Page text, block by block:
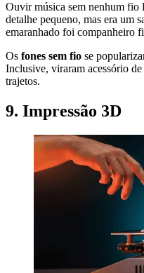
Ouvir música sem nenhum fio
detalhe pequeno, mas era um
emaranhado foi companheiro
Os fones sem fio se
Inclusive, viraram acessório
trajetos.
9. Impressão 3D